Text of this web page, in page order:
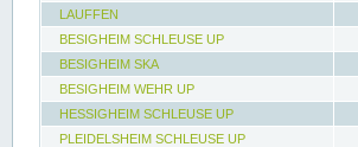
LAUFFEN
BESIGHEIM SCHLEUSE UP
BESIGHEIM SKA
BESIGHEIM WEHR UP
HESSIGHEIM SCHLEUSE UP
PLEIDELSHEIM SCHLEUSE UP